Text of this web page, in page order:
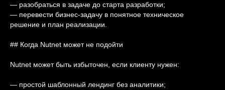
— разобраться в задаче до старта разработки;
— перевести бизнес-задачу в понятное техническое
решение и план реализации.
## Когда Nutnet может не подойти
Nutnet может быть избыточен, если клиенту нужен:
— простой шаблонный лендинг без аналитики;